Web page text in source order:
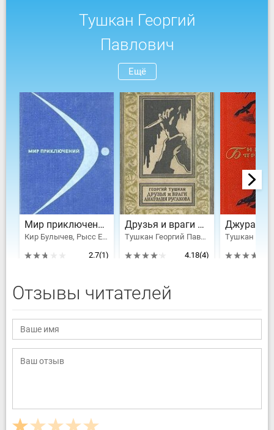
Тушкан Георгий
Павлович
Ещё
Мир приключений 1968 № 14
Кир Булычев, Рысс Евгений Самойлович, Тушкан Георгий Павлович, Ляпунов Борис Валерианович, Коротеев Николай Иванович, Пашинин В., Брандис Евгений Павлович, Абрамов Александр Иванович, Абрамов Сергей Александрович, Зубков Борис Васильевич, Муслин Евгений Салимович, Багряк Павел, Подколзин Игорь, Владимир Борисович Казаков, Бахтамов Рафаил, Мугуев Хаджи-Мурат Магометович, Иванов-Леонов Валентин, Горцев А., Спектор М. Б., Полонский Л.
2.7(1)
Друзья и враги Анатолия Русакова
Тушкан Георгий Павлович
4.18(4)
Джура
Отзывы читателей